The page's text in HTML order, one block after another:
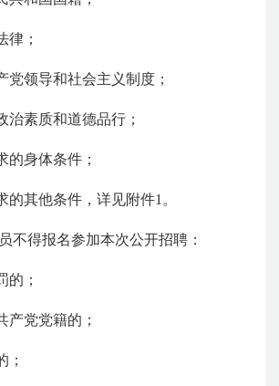
律；
党领导和社会主义制度；
治素质和道德品行；
的身体条件；
的其他条件，详见附件1。
不得报名参加本次公开招聘：
的；
产党党籍的；
；